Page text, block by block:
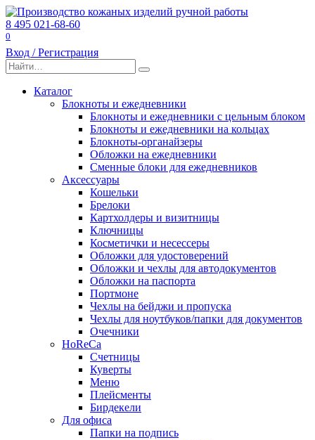
Перейти
к
содержанию
8 495 021-68-60
0
Вход / Регистрация
Search
for:
Каталог
Блокноты и ежедневники
Блокноты и ежедневники с цельным блоком
Блокноты и ежедневники на кольцах
Блокноты-органайзеры
Обложки на ежедневники
Сменные блоки для ежедневников
Аксессуары
Кошельки
Брелоки
Картхолдеры и визитницы
Ключницы
Косметички и несессеры
Обложки для удостоверений
Обложки и чехлы для автодокументов
Обложки на паспорта
Портмоне
Чехлы на бейджи и пропуска
Чехлы для ноутбуков/папки для документов
Очечники
HoReCa
Счетницы
Куверты
Меню
Плейсменты
Бирдекели
Для офиса
Папки на подпись